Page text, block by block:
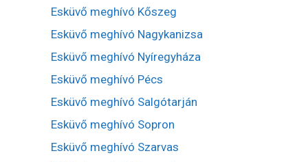
Esküvő meghívó Kőszeg
Esküvő meghívó Nagykanizsa
Esküvő meghívó Nyíregyháza
Esküvő meghívó Pécs
Esküvő meghívó Salgótarján
Esküvő meghívó Sopron
Esküvő meghívó Szarvas